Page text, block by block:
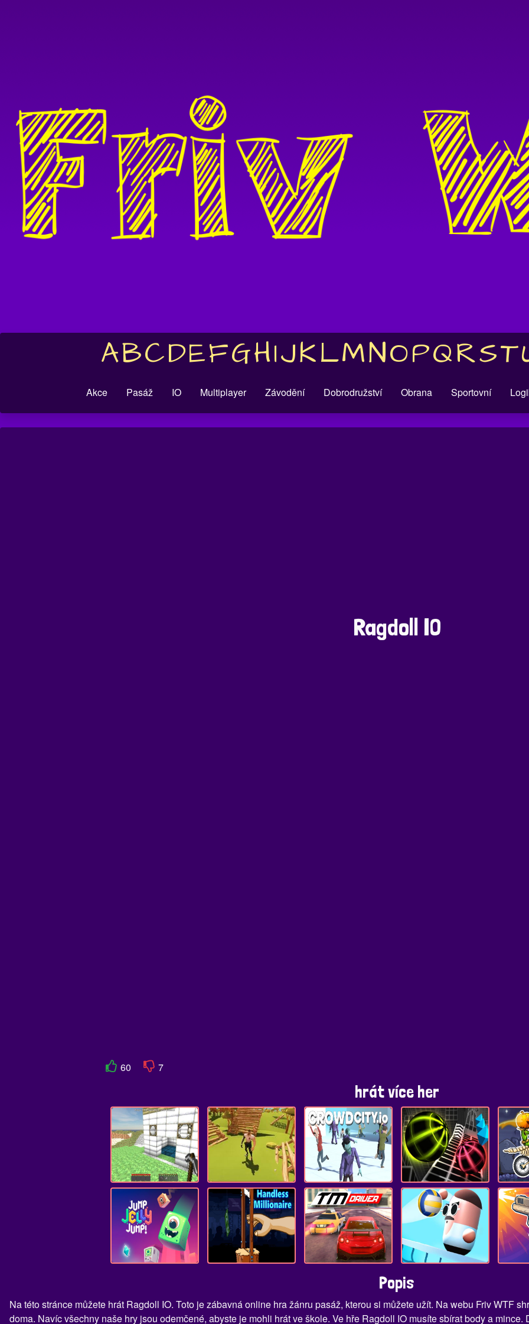
ABCDEFGHIJKLMNOPQRST
Akce Pasáž IO Multiplayer Závodění Dobrodružství Obrana Sportovní
Ragdoll IO
60 7
hrát více her
Popis
Na této stránce můžete hrát Ragdoll IO. Toto je zábavná online hra žánru pasáž, kterou si můžete užít. Na webu Friv WTF
doma. Navíc všechny naše hry jsou odemčené, abyste je mohli hrát ve škole. Ve hře Ragdoll IO musíte sbírat body a